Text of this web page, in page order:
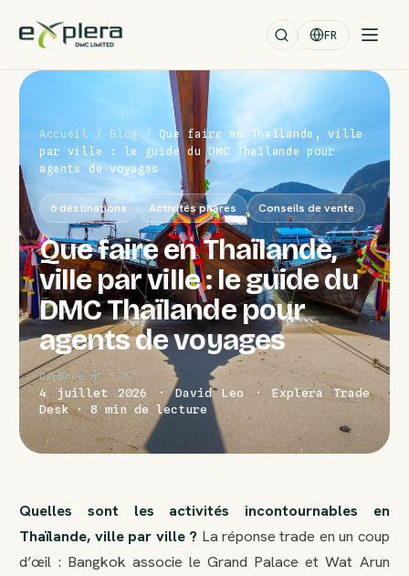
FR
Accueil / Blog /
Que faire en Thaïlande, ville
par ville : le guide du DMC Thaïlande pour
agents de voyages
6 destinations Activités phares Conseils de vente
Que faire en Thaïlande,
ville par ville : le guide du
DMC Thaïlande pour
agents de voyages
Dépêche n° 138
4 juillet 2026 · David Leo · Explera Trade
Desk · 8 min de lecture
Quelles sont les activités incontournables en
Thaïlande, ville par ville ? La réponse trade en un coup
d’œil : Bangkok associe le Grand Palace et Wat Arun